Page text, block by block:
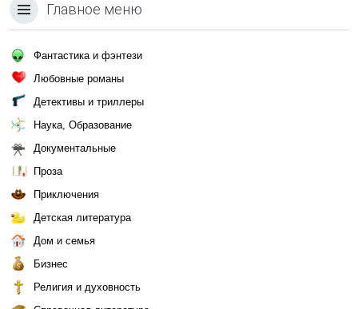
Главное меню
Фантастика и фэнтези
Любовные романы
Детективы и триллеры
Наука, Образование
Документальные
Проза
Приключения
Детская литература
Дом и семья
Бизнес
Религия и духовность